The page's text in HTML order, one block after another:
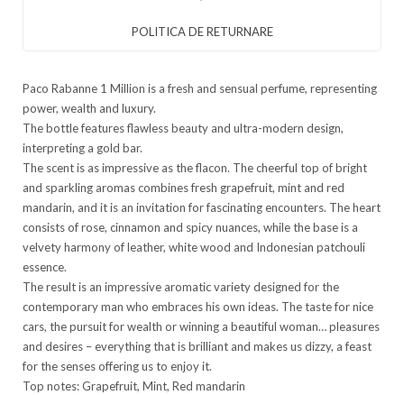
POLITICA DE RETURNARE
Paco Rabanne 1 Million is a fresh and sensual perfume, representing
power, wealth and luxury.
The bottle features flawless beauty and ultra-modern design,
interpreting a gold bar.
The scent is as impressive as the flacon. The cheerful top of bright
and sparkling aromas combines fresh grapefruit, mint and red
mandarin, and it is an invitation for fascinating encounters. The heart
consists of rose, cinnamon and spicy nuances, while the base is a
velvety harmony of leather, white wood and Indonesian patchouli
essence.
The result is an impressive aromatic variety designed for the
contemporary man who embraces his own ideas. The taste for nice
cars, the pursuit for wealth or winning a beautiful woman… pleasures
and desires – everything that is brilliant and makes us dizzy, a feast
for the senses offering us to enjoy it.
Top notes: Grapefruit, Mint, Red mandarin